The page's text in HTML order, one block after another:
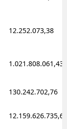
12.252.073,38
1.021.808.061,43
130.242.702,76
12.159.626.735,62